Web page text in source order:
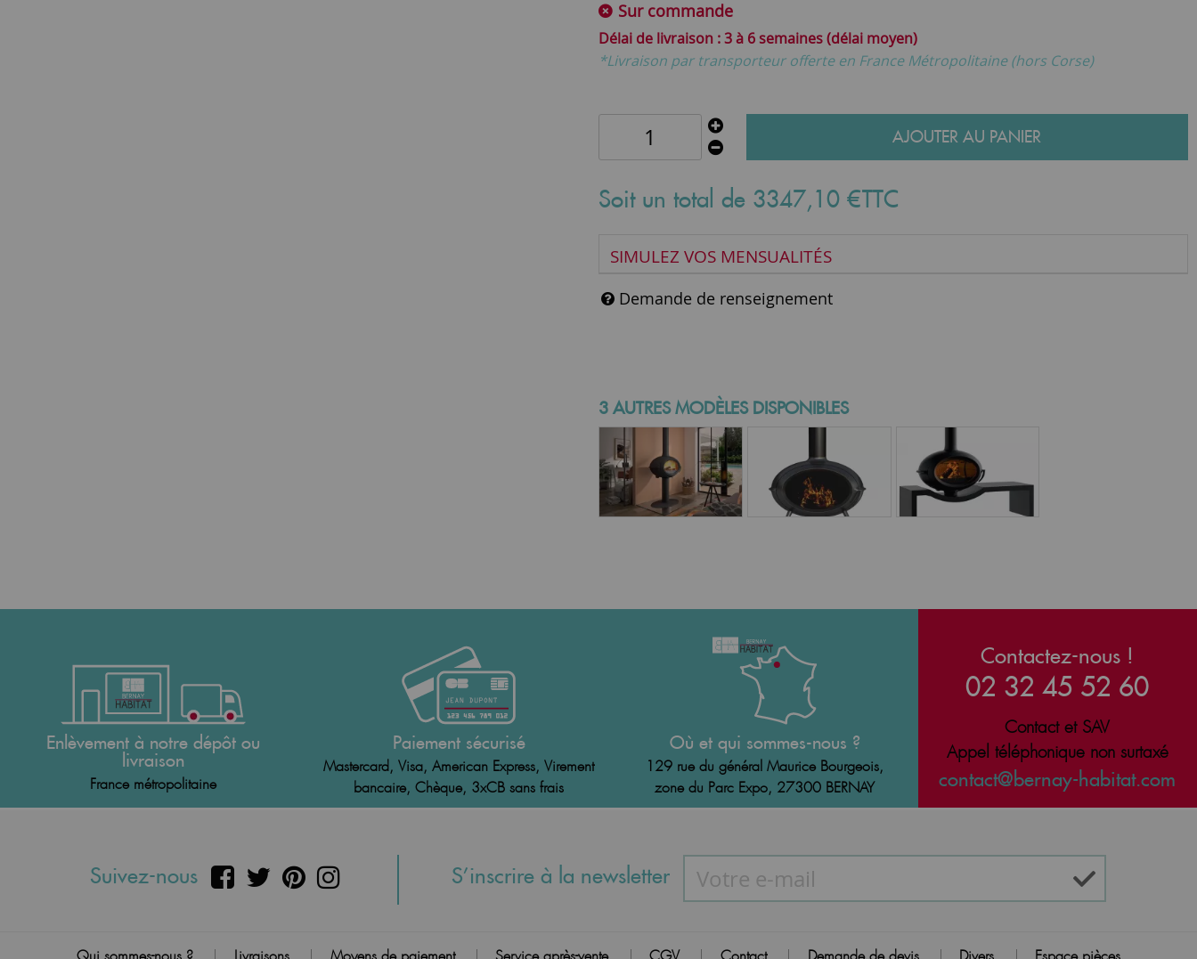
Sur commande
3 à 6 semaines (délai moyen)
*Livraison par transporteur offerte en France Métropolitaine (hors Corse)
AJOUTER AU PANIER
Soit un total de 3347,10 €TTC
SIMULEZ VOS MENSUALITÉS
Demande de renseignement
3 AUTRES MODÈLES DISPONIBLES
Enlèvement à notre dépôt ou
livraison
France métropolitaine
Paiement sécurisé
Mastercard, Visa, American Express, Virement
bancaire, Chèque, 3xCB sans frais
Où et qui sommes-nous ?
129 rue du général Maurice Bourgeois,
zone du Parc Expo, 27300 BERNAY
Contactez-nous !
02 32 45 52 60
Contact et SAV
Appel téléphonique non surtaxé
contact@bernay-habitat.com
Suivez-nous S’inscrire à la newsletter